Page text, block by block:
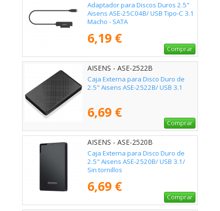
Adaptador para Discos Duros 2.5"
Aisens ASE-25C04B/ USB Tipo-C 3.1
Macho - SATA
6,19 €
Comprar
AISENS - ASE-2522B
Caja Externa para Disco Duro de
2.5" Aisens ASE-2522B/ USB 3.1
6,69 €
Comprar
AISENS - ASE-2520B
Caja Externa para Disco Duro de
2.5" Aisens ASE-2520B/ USB 3.1/
Sin tornillos
6,69 €
Comprar